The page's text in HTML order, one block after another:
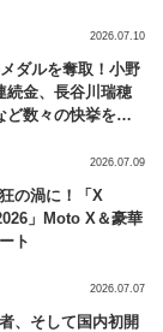
ダルを奪取！小野
続金、長谷川瑞穂
ど数々の快挙をプ
2026.07.10
の渦に！「X
」Moto X＆豪華
ト
2026.07.09
、そして国内初開
2026.07.07